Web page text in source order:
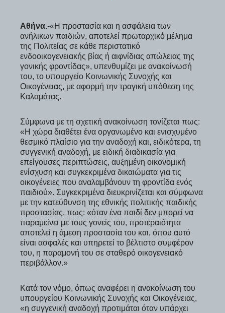
Αθήνα.-«Η προστασία και η ασφάλεια των
ανήλικων παιδιών, αποτελεί πρωταρχικό μέλημα
της Πολιτείας σε κάθε περιστατικό
ενδοοικογενειακής βίας ή αιφνίδιας απώλειας της
γονικής φροντίδας», υπενθυμίζει με ανακοίνωσή
του, το υπουργείο Κοινωνικής Συνοχής και
Οικογένειας, με αφορμή την τραγική υπόθεση της
Καλαμάτας.
Σύμφωνα με τη σχετική ανακοίνωση τονίζεται πως:
«Η χώρα διαθέτει ένα οργανωμένο και ενισχυμένο
θεσμικό πλαίσιο για την αναδοχή και, ειδικότερα, τη
συγγενική αναδοχή, με ειδική διαδικασία για
επείγουσες περιπτώσεις, αυξημένη οικονομική
ενίσχυση και συγκεκριμένα δικαιώματα για τις
οικογένειες που αναλαμβάνουν τη φροντίδα ενός
παιδιού». Συγκεκριμένα διευκρινίζεται και σύμφωνα
με την κατεύθυνση της εθνικής πολιτικής παιδικής
προστασίας, πως: «όταν ένα παιδί δεν μπορεί να
παραμείνει με τους γονείς του, προτεραιότητα
αποτελεί η άμεση προστασία του και, όπου αυτό
είναι ασφαλές και υπηρετεί το βέλτιστο συμφέρον
του, η παραμονή του σε σταθερό οικογενειακό
περιβάλλον.»
Κατά τον νόμο, όπως αναφέρει η ανακοίνωση του
υπουργείου Κοινωνικής Συνοχής και Οικογένειας,
«η συγγενική αναδοχή προτιμάται όταν υπάρχει